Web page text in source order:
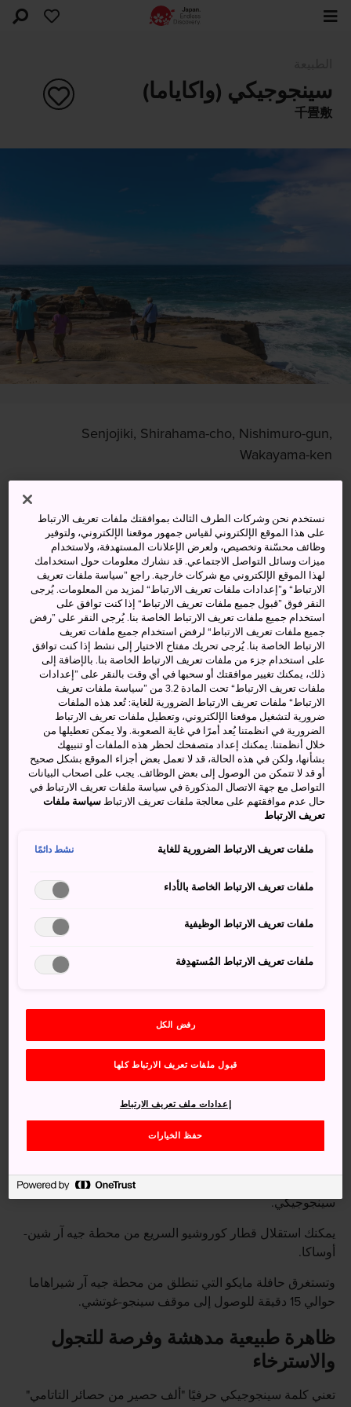
سينجوجيكي (واكاياما)
千畳敷
Senjojiki, Shirahama-cho, Nishimuro-gun,
Wakayama-ken
الحصول على معلومات العبور
الكلمات المفتاحية الخريطة
انطلق إلى شاطئ البحر من أعلى
صخور سينجوجيكي الملساء التي
تعني حرفيًا "ألف حصير من حصائر
التاتامي"
على مدى آلاف السنين، ظلت أمواج المحيط الهادئ تتلاطم
لتضرب ساحل واكاياما بقوة، وهذا ما نتج عنه مجموعات مذهلة
من التكوينات الصخرية ذات الحواف المُسننة، ولكن أسطح تلك
الصخور ملساء تمامًا، مما يتيح لك الانطلاق في نُزهة فريدة على
ساحل واكاياما الخلاب.
كيفية الوصول
تعد محطة شيراهاما أقرب مركز مواصلات من محطة جيه آر
سينجوجيكي.
يمكنك استقلال قطار كوروشيو السريع من محطة جيه آر شين-
أوساكا.
وتستغرق حافلة مايكو التي تنطلق من محطة جيه آر شيراهاما
حوالي 15 دقيقة للوصول إلى موقف سينجو-غوتشي.
ظاهرة طبيعية مدهشة وفرصة للتجول
والاسترخاء
تعني كلمة سينجوجيكي حرفيًا "ألف حصير من حصائر التاتامي"
نستخدم نحن وشركات الطرف الثالث بموافقتك ملفات تعريف الارتباط
على هذا الموقع الإلكتروني لقياس جمهور موقعنا الإلكتروني، ولتوفير
وظائف محسّنة وتخصيص، ولعرض الإعلانات المستهدفة، ولاستخدام
ميزات وسائل التواصل الاجتماعي. قد نشارك معلومات حول استخدامك
لهذا الموقع الإلكتروني مع شركات خارجية. راجع ”سياسة ملفات تعريف
الارتباط“ و”إعدادات ملفات تعريف الارتباط“ لمزيد من المعلومات. يُرجى
النقر فوق ”قبول جميع ملفات تعريف الارتباط“ إذا كنت توافق على
استخدام جميع ملفات تعريف الارتباط الخاصة بنا. يُرجى النقر على ”رفض
جميع ملفات تعريف الارتباط“ لرفض استخدام جميع ملفات تعريف
الارتباط الخاصة بنا. يُرجى تحريك مفتاح الاختيار إلى نشط إذا كنت توافق
على استخدام جزء من ملفات تعريف الارتباط الخاصة بنا. بالإضافة إلى
ذلك، يمكنك تغيير موافقتك أو سحبها في أي وقت بالنقر على ”إعدادات
ملفات تعريف الارتباط“ تحت المادة 3.2 من ”سياسة ملفات تعريف
الارتباط“ ملفات تعريف الارتباط الضرورية للغاية: تُعد هذه الملفات
ضرورية لتشغيل موقعنا الإلكتروني، وتعطيل ملفات تعريف الارتباط
الضرورية في انظمتنا يُعد أمرًا في غاية الصعوبة. ولا يمكن تعطيلها من
خلال أنظمتنا. يمكنك إعداد متصفحك لحظر هذه الملفات أو تنبيهك
بشأنها، ولكن في هذه الحالة، قد لا تعمل بعض أجزاء الموقع بشكل صحيح
أو قد لا تتمكن من الوصول إلى بعض الوظائف. يجب على اصحاب البيانات
التواصل مع جهة الاتصال المذكورة في سياسة ملفات تعريف الارتباط في
حال عدم موافقتهم على معالجة ملفات تعريف الارتباطسياسة ملفات
تعريف الارتباط
ملفات تعريف الارتباط الضرورية للغاية نشط دائمًا
ملفات تعريف الارتباط الخاصة بالأداء
ملفات تعريف الارتباط الوظيفية
ملفات تعريف الارتباط المُستهدِفة
رفض الكل
قبول ملفات تعريف الارتباط كلها
حفظ الخيارات
إعدادات ملف تعريف الارتباط